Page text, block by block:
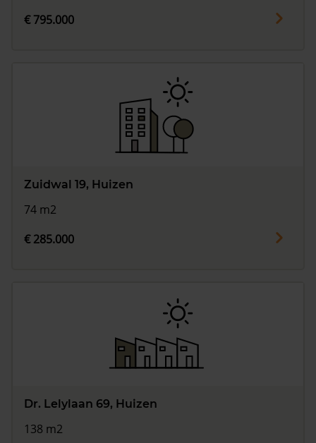
€ 795.000
Zuidwal 19, Huizen
74 m2
€ 285.000
Dr. Lelylaan 69, Huizen
138 m2